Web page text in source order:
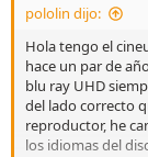
pololin dijo:
Hola tengo el
hace un par de
blu ray UHD
del lado correcto
reproductor, he
los idiomas del